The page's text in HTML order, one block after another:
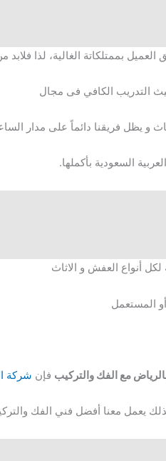
بممتلكاتة الغالية، لذا
التدريب الكافي فى مجال
و يظل فريقنا دائماً على مدار
السعودية بأكملها.
أنواع العفش و الاثاث
المستعمل
مع الفك والتركيب فإن شركة
يعمل معنا أفضل فني الفك